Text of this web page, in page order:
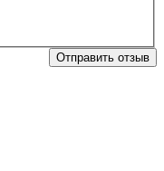
Отправить отзыв